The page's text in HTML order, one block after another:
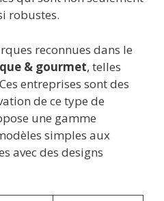
robustes.
reconnues dans le
& gourmet, telles
entreprises sont des
de ce type de
une gamme
simples aux
avec des designs